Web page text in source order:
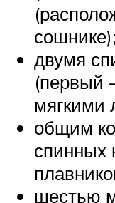
сошнике);
двумя
(первый
мягкими
общим
спинных
шестью